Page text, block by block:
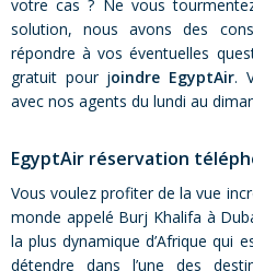
votre cas ? Ne vous
solution, nous avons des
répondre à vos éventuelles
gratuit pour joindre EgyptAir.
avec nos agents du lundi au
EgyptAir réservation
Vous voulez profiter de la vue
monde appelé Burj Khalifa à
la plus dynamique d’Afrique qui
détendre dans l’une des